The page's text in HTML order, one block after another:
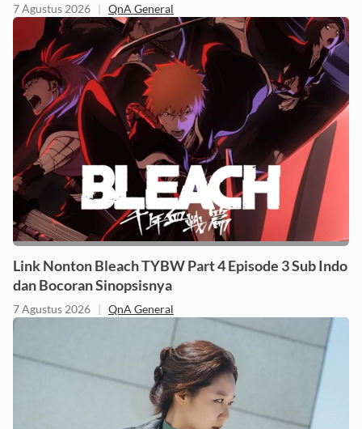
7 Agustus 2026 | QnA General
Link Nonton Bleach TYBW Part 4 Episode 3 Sub Indo
dan Bocoran Sinopsisnya
7 Agustus 2026 | QnA General